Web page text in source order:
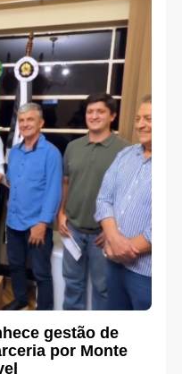
gestão de
por Monte